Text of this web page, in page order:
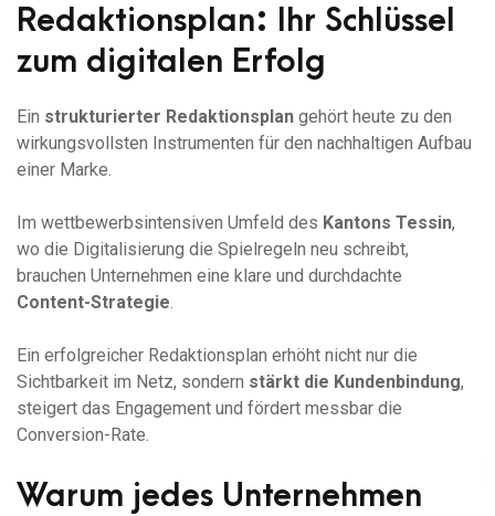
Redaktionsplan: Ihr Schlüssel
zum digitalen Erfolg
Ein strukturierter Redaktionsplan gehört heute zu den
wirkungsvollsten Instrumenten für den nachhaltigen Aufbau
einer Marke.
Im wettbewerbsintensiven Umfeld des Kantons Tessin,
wo die Digitalisierung die Spielregeln neu schreibt,
brauchen Unternehmen eine klare und durchdachte
Content-Strategie.
Ein erfolgreicher Redaktionsplan erhöht nicht nur die
Sichtbarkeit im Netz, sondern stärkt die Kundenbindung,
steigert das Engagement und fördert messbar die
Conversion-Rate.
Warum jedes Unternehmen